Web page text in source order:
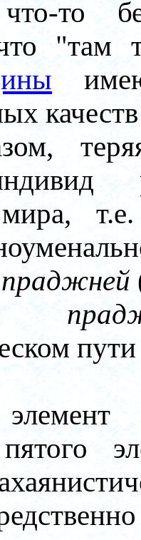
что-то
"там
мира,
праджней